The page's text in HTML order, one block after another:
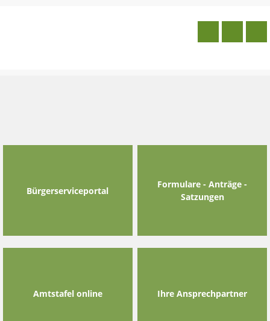
Bürgerserviceportal
Formulare - Anträge -
Satzungen
Amtstafel online Ihre Ansprechpartner